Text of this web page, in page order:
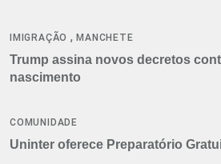
IMIGRAÇÃO ,MANCHETE
Trump assina novos decretos
nascimento
COMUNIDADE
Uninter oferece Preparatório